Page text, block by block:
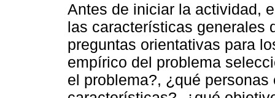
Antes de iniciar la actividad,
las características generales
preguntas orientativas para
empírico del problema
el problema?, ¿qué